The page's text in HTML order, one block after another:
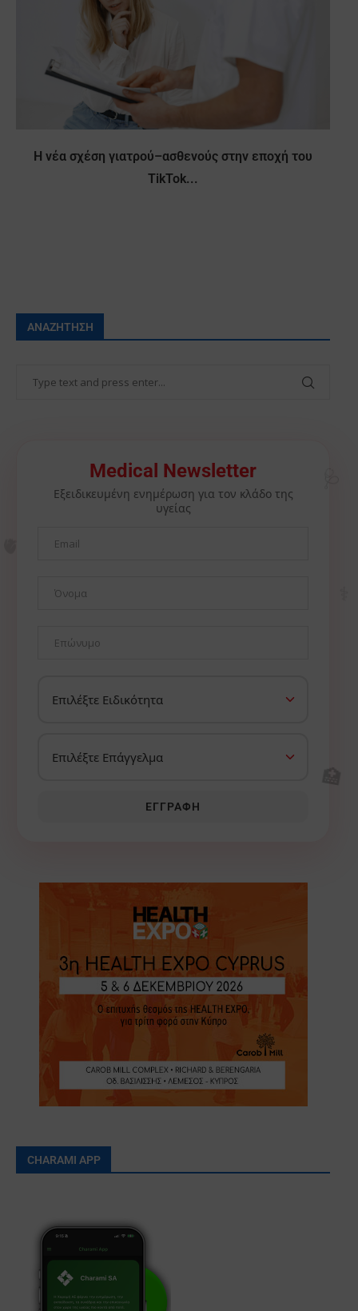
Η νέα σχέση γιατρού–ασθενούς στην εποχή του
TikTok...
ΑΝΑΖΉΤΗΣΗ
Medical Newsletter
Εξειδικευμένη ενημέρωση για τον κλάδο της
υγείας
ΕΓΓΡΑΦΉ
CHARAMI APP